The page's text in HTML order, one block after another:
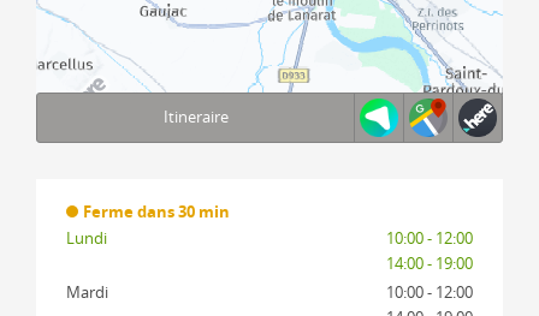
© 1987–2026 HERE, IGN
Itineraire
Ferme dans 30 min
Lundi
10:00 - 12:00
14:00 - 19:00
Mardi
10:00 - 12:00